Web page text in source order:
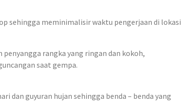
sehingga meminimalisir waktu pengerjaan di lokasi
rangka yang ringan dan kokoh,
saat gempa.
dan guyuran hujan sehingga benda – benda yang